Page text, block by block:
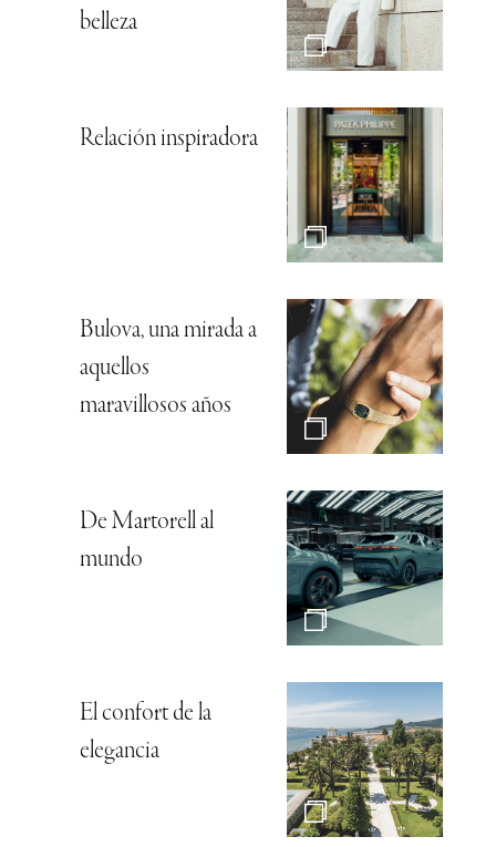
belleza
Relación inspiradora
Bulova, una mirada a
aquellos
maravillosos años
De Martorell al
mundo
El confort de la
elegancia